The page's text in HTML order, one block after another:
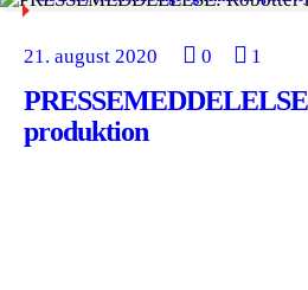
21. august 2020 0 1
produktion